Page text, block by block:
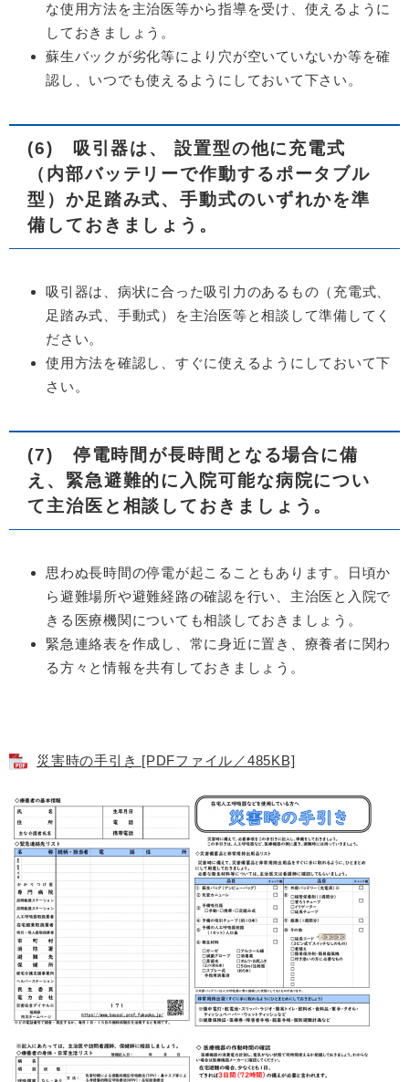
な使用方法を主治医等から指導を受け、使えるように
しておきましょう。
蘇生バックが劣化等により穴が空いていないか等を確
認し、いつでも使えるようにしておいて下さい。
(6) 吸引器は、 設置型の他に充電式
（内部バッテリーで作動するポータブル
型）か足踏み式、手動式のいずれかを準
備しておきましょう。
吸引器は、病状に合った吸引力のあるもの（充電式、
足踏み式、手動式）を主治医等と相談して準備してく
ださい。
使用方法を確認し、すぐに使えるようにしておいて下
さい。
(7) 停電時間が長時間となる場合に備
え、緊急避難的に入院可能な病院につい
て主治医と相談しておきましょう。
思わぬ長時間の停電が起こることもあります。日頃か
ら避難場所や避難経路の確認を行い、主治医と入院で
きる医療機関についても相談しておきましょう。
緊急連絡表を作成し、常に身近に置き、療養者に関わ
る方々と情報を共有しておきましょう。
災害時の手引き [PDFファイル／485KB]